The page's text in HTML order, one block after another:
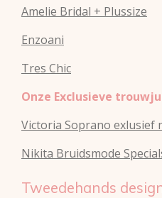
Amelie Bridal + Plussize
Enzoani
Tres Chic
Onze Exclusieve
Victoria Soprano exlusief
Nikita Bruidsmode
Tweedehands